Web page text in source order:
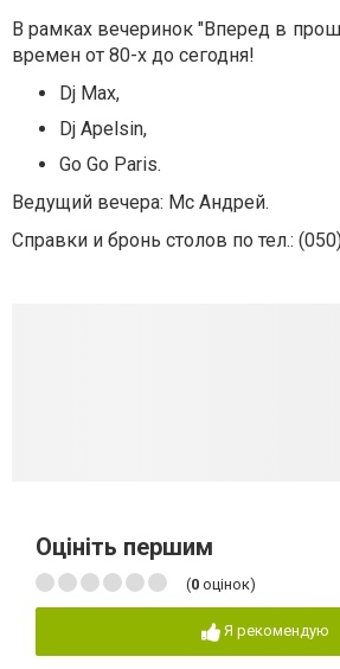
В рамках вечеринок "Вперед в
времен от 80-х до сегодня!
Dj Max,
Dj Apelsin,
Go Go Paris.
Ведущий вечера: Mc Aндрей.
Справки и бронь столов по тел.:
Оцініть першим
(0 оцінок)
Я рекомендую